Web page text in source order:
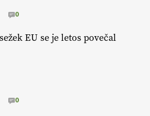
Ekološka reja kokoši skrbi za živali
. VEČ
https://t.co/PX49GVsP1M
t.co/a1xatzEeid
0
EU se je letos povečal
0